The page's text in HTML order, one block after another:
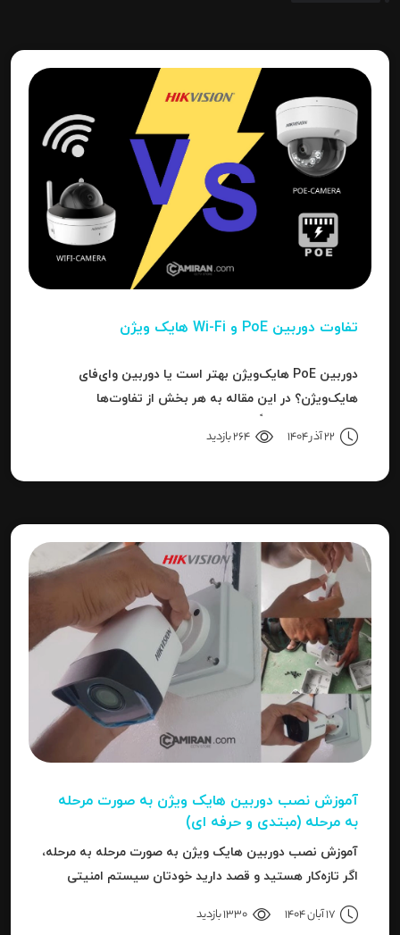
تفاوت دوربین PoE و Wi-Fi هایک‌ ویژن
دوربین PoE هایک‌ویژن بهتر است یا دوربین وای‌فای
هایک‌ویژن؟ در این مقاله به هر بخش از تفاوت‌ها
بهترین انتخاب است.
22 آذر 1404 264 بازدید
آموزش نصب دوربین هایک‌ ویژن به صورت مرحله‌
به‌ مرحله (مبتدی و حرفه ای)
آموزش نصب دوربین هایک‌ ویژن به صورت مرحله‌ به‌ مرحله،
اگر تازه‌کار هستید و قصد دارید خودتان سیستم امنیتی
دقیق‌تری را بدانید، این مقاله برای شما نوشته شده است.
17 آبان 1404 1330 بازدید